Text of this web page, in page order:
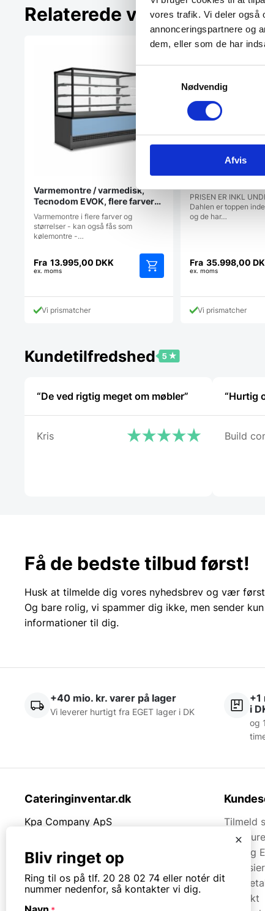
vores trafik. Vi deler også
annonceringspartnere og
dem, eller som de har
Samtykkevalg
Nødvendig
Afvis
Relaterede varer
Varmemontre / varmedisk,
Tecnodom EVOK, flere farver
og str.
Varmemontre i flere farver og
størrelser - kan også fås som
kølemontre -…
Fra 13.995,00 DKK
ex. moms
vare
kan
vælges
Vi prismatcher
PRISEN ER INKL
Dahlen er toppen
og de har…
Fra 35.998,00
ex. moms
Vi prismatcher
Kundetilfredshed
“De ved rigtig meget om møbler”
Kris
“Hurtig
Build
Få de bedste tilbud først!
Husk at tilmelde dig vores nyhedsbrev og vær
Og bare rolig, vi spammer dig ikke, men sender
informationer til dig.
+40 mio. kr. varer på lager
Vi leverer hurtigt fra EGET lager i DK
+1
i
og
Cateringinventar.dk
Kpa Company ApS
7430 Ikast
Tlf.20280274
Tilmeld
Faq og
Kontakt
x
Bliv ringet op
Ring til os på tlf. 20 28 02 74 eller notér dit
nummer nedenfor, så kontakter vi dig.